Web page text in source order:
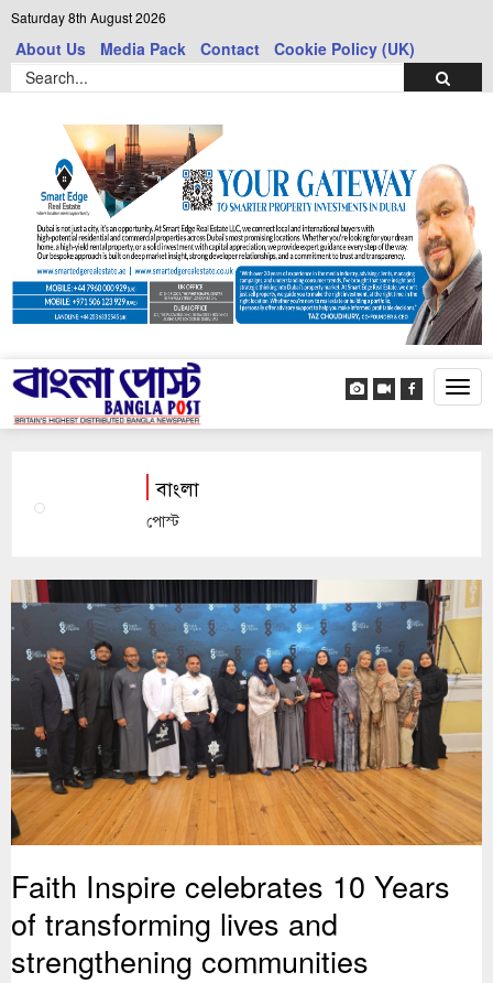
Saturday 8th August 2026
About Us Media Pack Contact Cookie Policy (UK)
বাংলা
পোস্ট
Faith Inspire celebrates 10 Years
of transforming lives and
strengthening communities